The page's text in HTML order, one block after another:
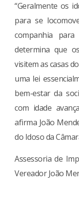
“Geralmente os
para se
companhia
determina que
visitem as casas
uma lei
bem-estar da
com idade
afirma João
do Idoso da
Assessoria de
Vereador João